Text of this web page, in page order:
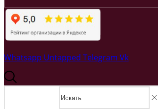
Whatsapp Untapped Telegram Vk